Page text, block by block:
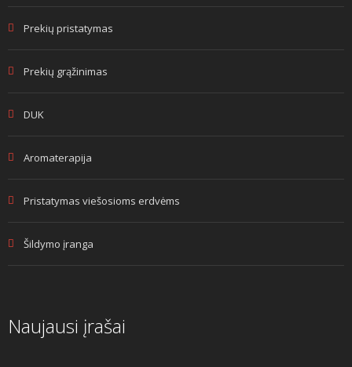
Prekių pristatymas
Prekių grąžinimas
DUK
Aromaterapija
Pristatymas viešosioms erdvėms
Šildymo įranga
Naujausi įrašai